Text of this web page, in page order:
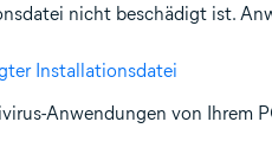
nicht beschädigt ist.
Installationsdatei
Anwendungen von Ihrem